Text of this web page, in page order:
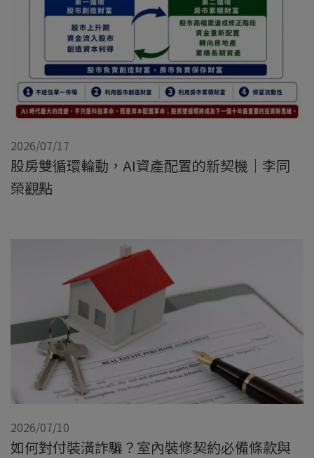
2026/07/17
股房雙循環輪動，AI資產配置的新契機｜李同
榮觀點
2026/07/10
如何對付裝潢詐騙？室內裝修契約必備條款與